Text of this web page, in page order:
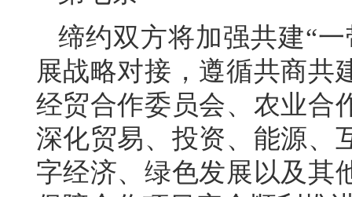
缔约双方将加强共建“
展战略对接，遵循共商共
经贸合作委员会、农业合
深化贸易、投资、能源、
字经济、绿色发展以及其